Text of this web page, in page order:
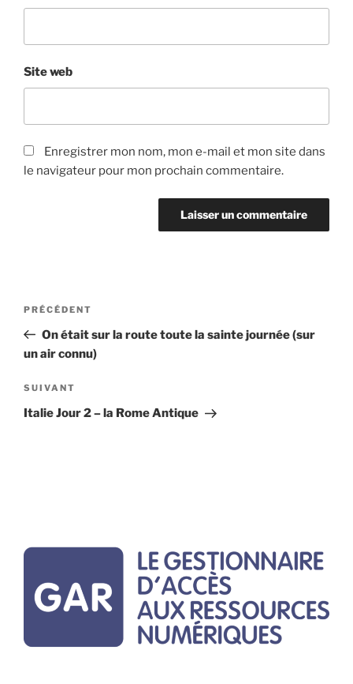
Site web
Enregistrer mon nom, mon e-mail et mon site dans
le navigateur pour mon prochain commentaire.
Navigation
l’article
Article
précédent
PRÉCÉDENT
On était sur la route toute la sainte journée (sur
un air connu)
Article
suivant
SUIVANT
Italie Jour 2 – la Rome Antique